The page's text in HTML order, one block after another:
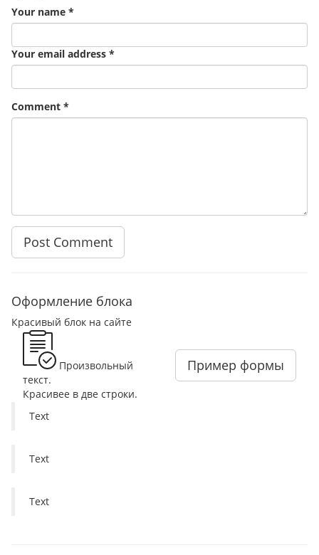
Your name *
Your email address *
Comment *
Оформление блока
Красивый блок на сайте
Произвольный
текст.
Красивее в две строки.
Пример формы
Text
Text
Text